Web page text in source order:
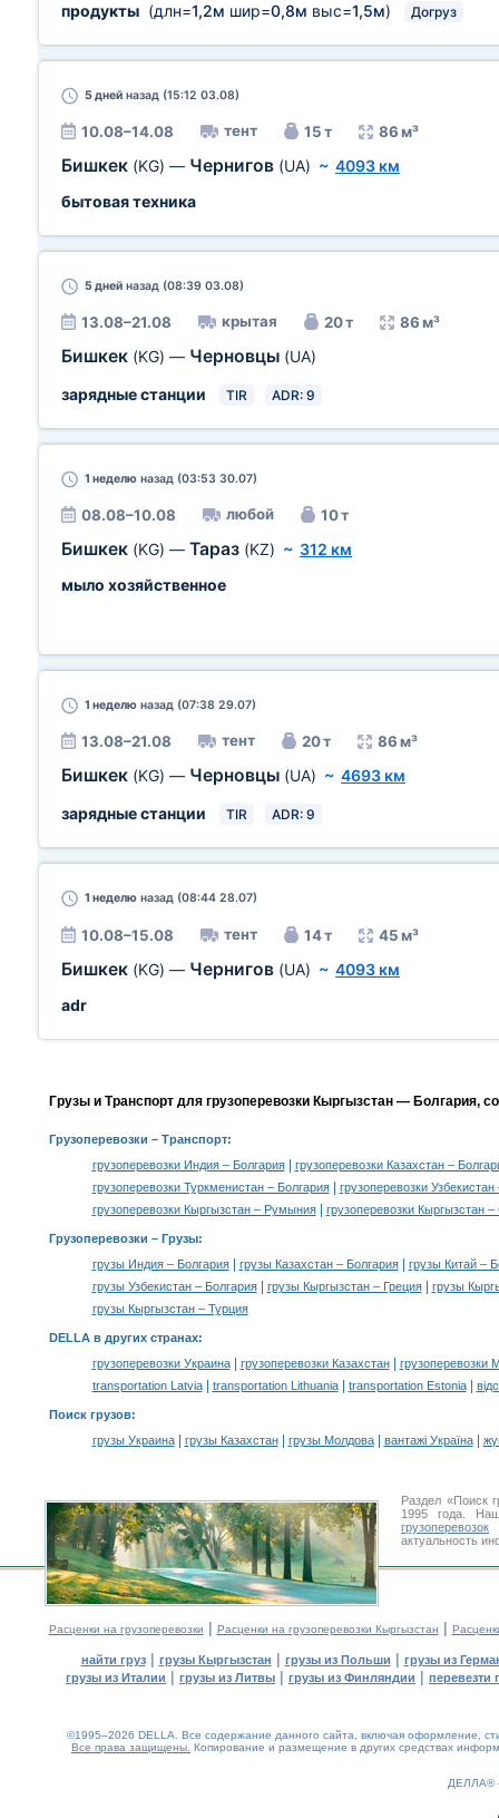
продукты (длн=1,2м шир=0,8м выс=1,5м) Догруз
5 дней назад (15:12 03.08)
10.08–14.08 тент 15 т 86 м³
Бишкек (KG) — Чернигов (UA) ~ 4093 км
бытовая техника
5 дней назад (08:39 03.08)
13.08–21.08 крытая 20 т 86 м³
Бишкек (KG) — Черновцы (UA)
зарядные станции
TIR ADR: 9
1 неделю назад (03:53 30.07)
08.08–10.08 любой 10 т
Бишкек (KG) — Тараз (KZ) ~ 312 км
мыло хозяйственное
1 неделю назад (07:38 29.07)
13.08–21.08 тент 20 т 86 м³
Бишкек (KG) — Черновцы (UA) ~ 4693 км
зарядные станции
TIR ADR: 9
1 неделю назад (08:44 28.07)
10.08–15.08 тент 14 т 45 м³
Бишкек (KG) — Чернигов (UA) ~ 4093 км
adr
Грузы и Транспорт для грузоперевозки Кыргызстан — Болгария,
Грузоперевозки – Транспорт:
грузоперевозки Индия – Болгария|
грузоперевозки Казахстан –
грузоперевозки Туркменистан – Болгария|
грузоперевозки
грузоперевозки Кыргызстан – Румыния| грузоперевозки Кыргызстан
Грузоперевозки – Грузы:
грузы Индия – Болгария| грузы Казахстан – Болгария|
грузы Китай –
грузы Узбекистан – Болгария| грузы Кыргызстан – Греция|
грузы
грузы Кыргызстан – Турция
DELLA в других странах:
грузоперевозки Украина| грузоперевозки Казахстан|
грузоперевозки
transportation Latvia| transportation Lithuania| transportation Estonia|
Поиск грузов:
грузы Украина| грузы Казахстан| грузы Молдова| вантажі Україна|
Раздел «Поиск
1995 года.
грузоперевозок
актуальность
Расценки на грузоперевозки | Расценки на грузоперевозки Кыргызстан |
найти груз| грузы Кыргызстан | грузы из Польши | грузы из
грузы из Италии | грузы из Литвы | грузы из Финляндии | перевезти
©1995–2026 DELLA. Все содержание данного сайта, включая оформление,
Все права защищены. Копирование и размещение в других средствах